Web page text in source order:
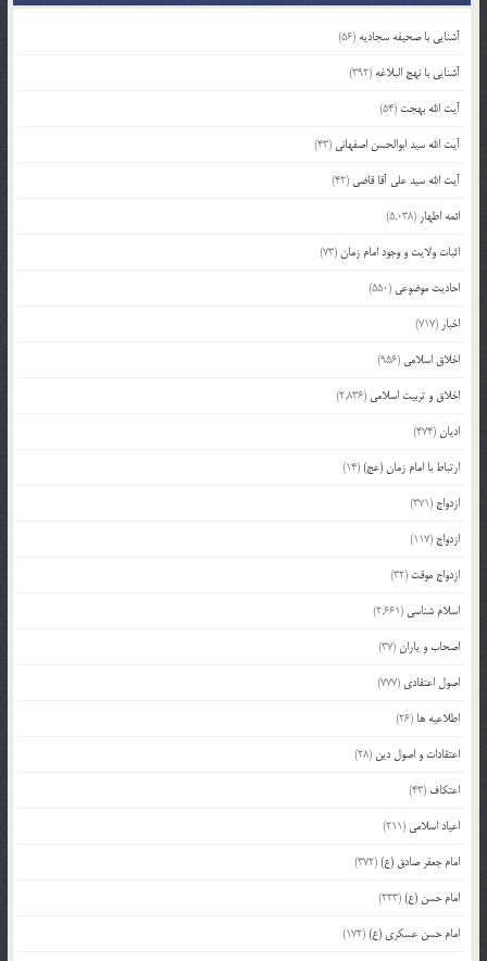
آشنایی با صحیفه سجادیه (56)
آشنایی با نهج البلاغه (392)
آیت الله بهجت (54)
آیت الله سید ابوالحسن اصفهانی (43)
آیت الله سید علی آقا قاضی (42)
ائمه اطهار (5,038)
اثبات ولایت و وجود امام زمان(73)
احادیث موضوعی (550)
اخبار (717)
اخلاق اسلامی (956)
اخلاق و تربیت اسلامی (2,836)
ادیان(474)
ارتباط با امام زمان (عج)(14)
ازدواج (371)
ازدواج (117)
ازدواج موقت (32)
اسلام شناسی (2,661)
اصحاب و یاران(37)
اصول اعتقادی (777)
اطلاعیه ها (26)
اعتقادات و اصول دین (28)
اعتکاف (43)
اعیاد اسلامی (211)
امام جعفر صادق (ع)(372)
امام حسن (ع)(233)
امام حسن عسکری (ع)(172)